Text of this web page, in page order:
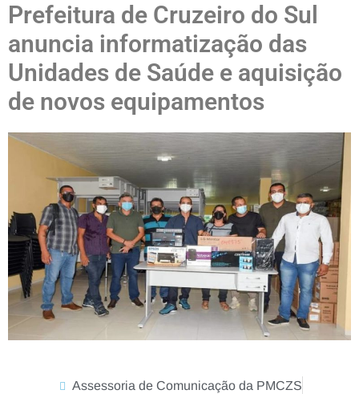
Prefeitura de Cruzeiro do Sul
anuncia informatização das
Unidades de Saúde e aquisição
de novos equipamentos
Assessoria de Comunicação da PMCZS